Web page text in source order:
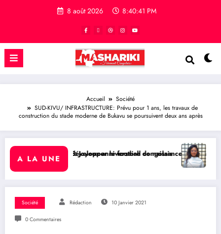
8 août 2026 8:40:42 PM
Accueil
Société
SUD-KIVU/ INFRASTRUCTURE: Prévu pour 1 ans, les travaux de
construction du stade moderne de Bukavu se poursuivent deux ans après
A LA UNE
football congolaisde naissance à l’Honorable Amato Bayubasire Mirindi, un
RDC/ SPORT : Laetitia Muderhwa
Société Rédaction 10 Janvier 2021
0 Commentaires